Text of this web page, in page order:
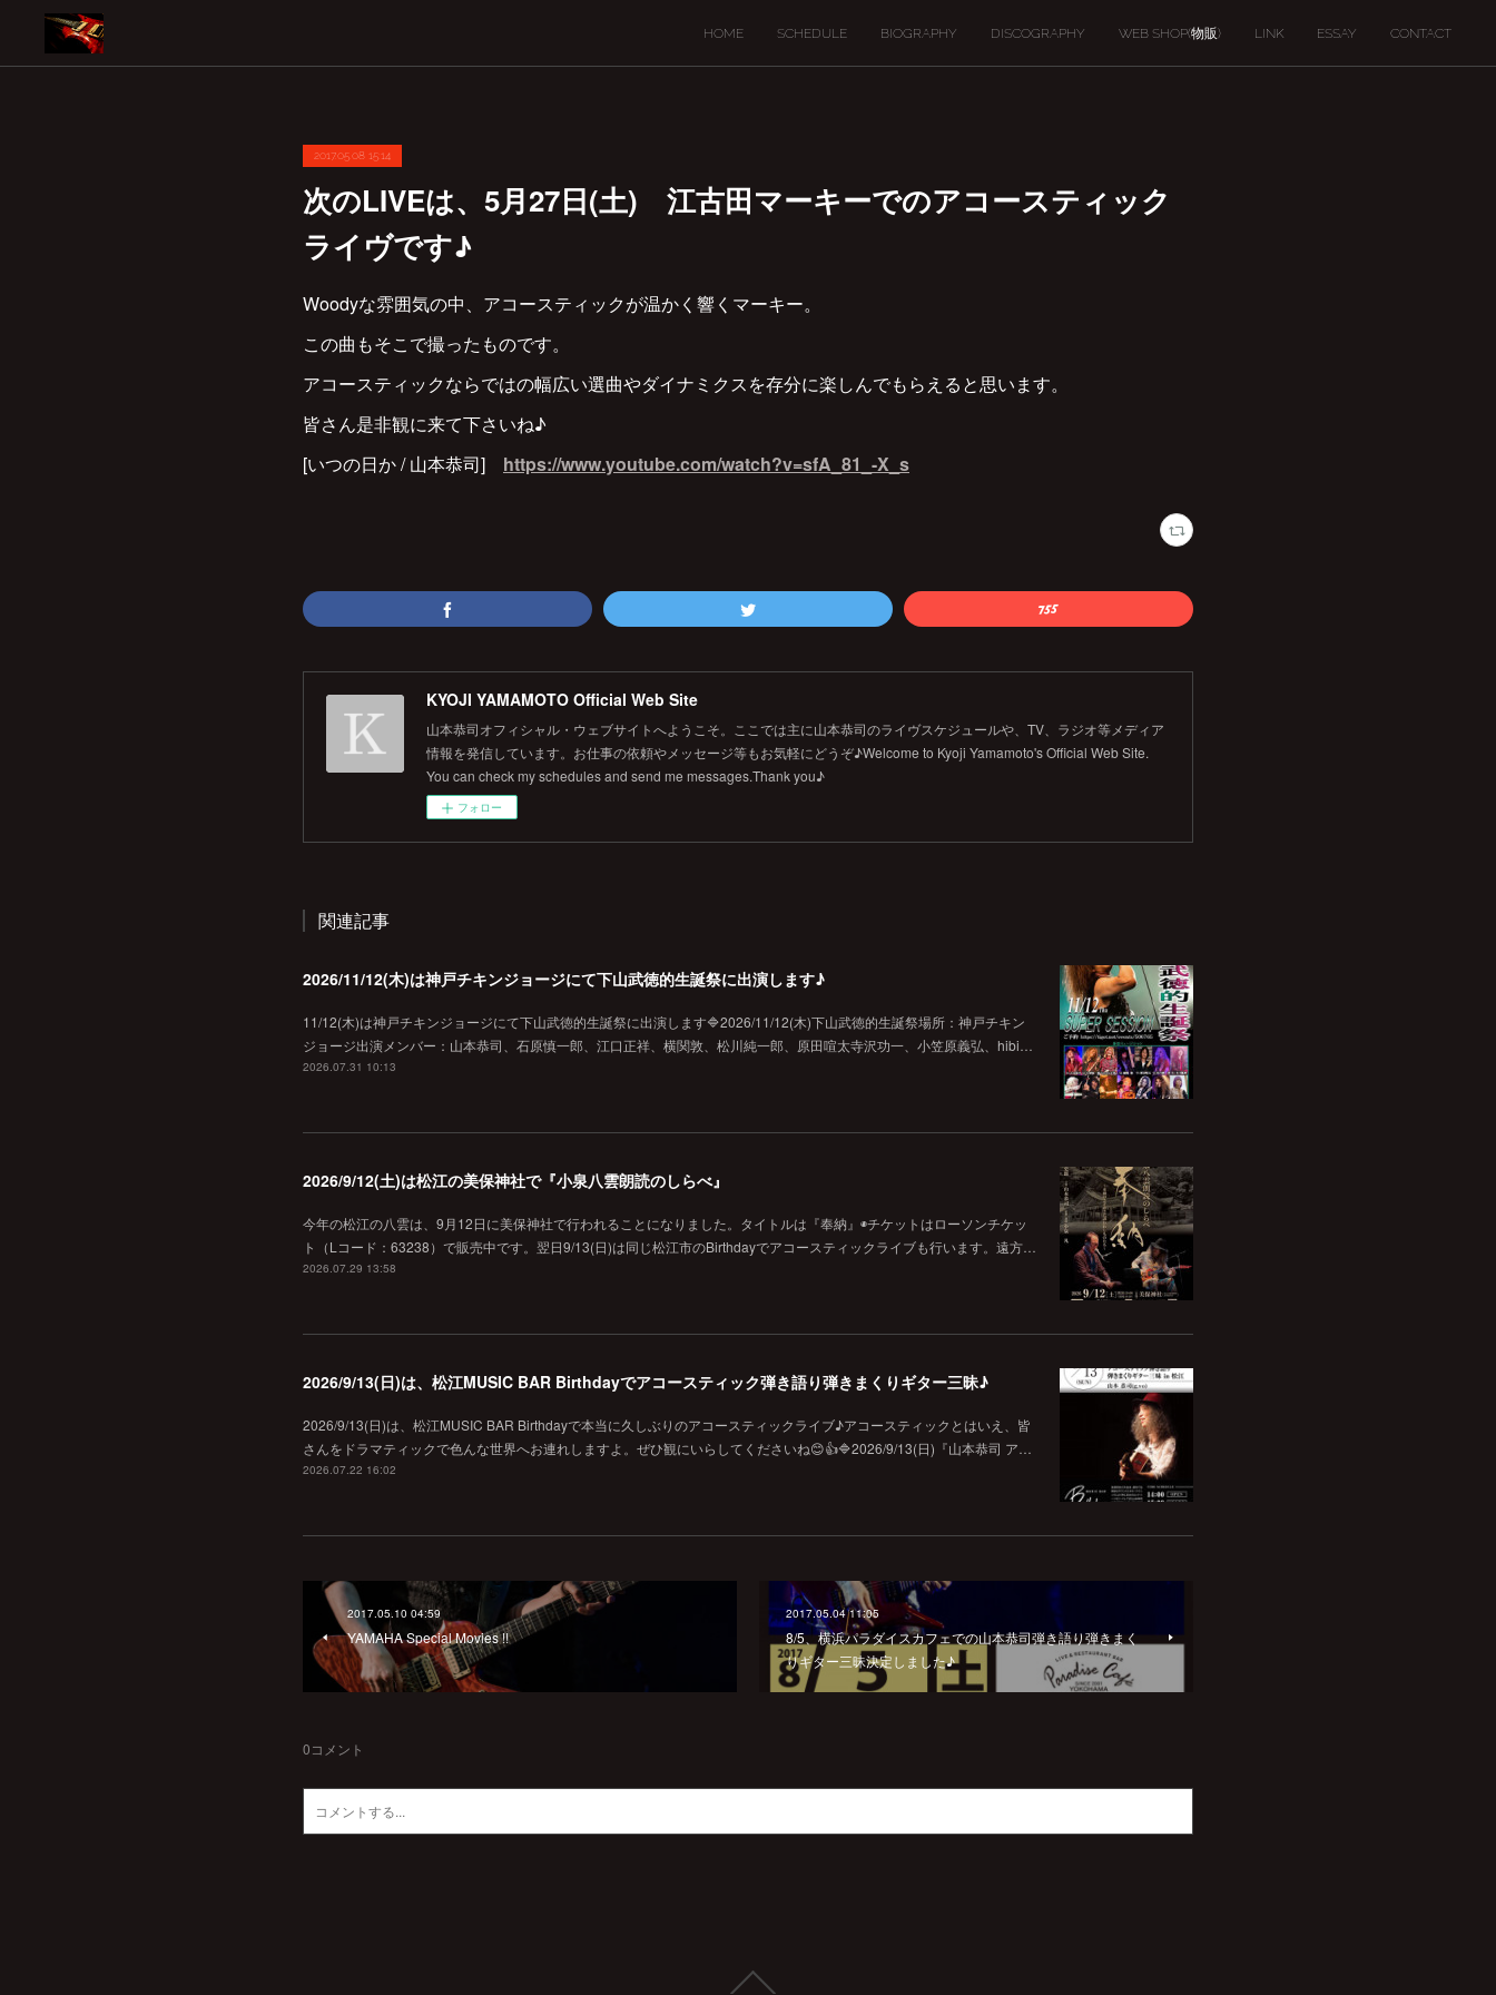
HOME SCHEDULE BIOGRAPHY DISCOGRAPHY WEB SHOP(物販) LINK ESSAY CONTACT
2017.05.08 15:14
次のLIVEは、5月27日(土) 江古田マーキーでのアコースティック
ライヴです♪
Woodyな雰囲気の中、アコースティックが温かく響くマーキー。
この曲もそこで撮ったものです。
アコースティックならではの幅広い選曲やダイナミクスを存分に楽しんでもらえると思います。
皆さん是非観に来て下さいね♪
[いつの日か / 山本恭司] https://www.youtube.com/watch?v=sfA_81_-X_s
KYOJI YAMAMOTO Official Web Site
山本恭司オフィシャル・ウェブサイトへようこそ。ここでは主に山本恭司のライヴスケジュールや、TV、ラジオ等メディア
情報を発信しています。お仕事の依頼やメッセージ等もお気軽にどうぞ♪Welcome to Kyoji Yamamoto's Official Web Site.
You can check my schedules and send me messages.Thank you♪
フォロー
関連記事
2026/11/12(木)は神戸チキンジョージにて下山武徳的生誕祭に出演します♪
11/12(木)は神戸チキンジョージにて下山武徳的生誕祭に出演します🔷2026/11/12(木)下山武徳的生誕祭場所：神戸チキン
ジョージ出演メンバー：山本恭司、石原慎一郎、江口正祥、横関敦、松川純一郎、原田喧太寺沢功一、小笠原義弘、hibi…
2026.07.31 10:13
2026/9/12(土)は松江の美保神社で『小泉八雲朗読のしらべ』
今年の松江の八雲は、9月12日に美保神社で行われることになりました。タイトルは『奉納』◉チケットはローソンチケッ
ト（Lコード：63238）で販売中です。翌日9/13(日)は同じ松江市のBirthdayでアコースティックライブも行います。遠方…
2026.07.29 13:58
2026/9/13(日)は、松江MUSIC BAR Birthdayでアコースティック弾き語り弾きまくりギター三昧♪
2026/9/13(日)は、松江MUSIC BAR Birthdayで本当に久しぶりのアコースティックライブ♪アコースティックとはいえ、皆
さんをドラマティックで色んな世界へお連れしますよ。ぜひ観にいらしてくださいね😊👍🔷2026/9/13(日)『山本恭司 ア…
2026.07.22 16:02
2017.05.10 04:59
YAMAHA Special Movies !!
2017.05.04 11:05
8/5、横浜パラダイスカフェでの山本恭司弾き語り弾きまく
りギター三昧決定しました♪
0コメント